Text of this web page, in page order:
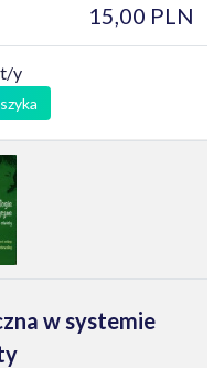
15,00 PLN
y
w systemie